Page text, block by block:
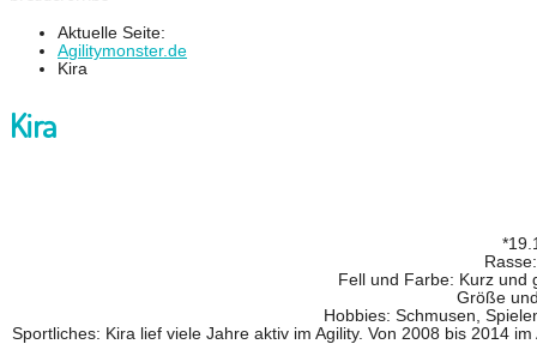
Aktuelle Seite:
Agilitymonster.de
Kira
Kira
Fell und Farbe: Kurz und
Größe
Hobbies: Schmusen,
Sportliches: Kira lief viele Jahre aktiv im Agility. Von 2008 bis 2014